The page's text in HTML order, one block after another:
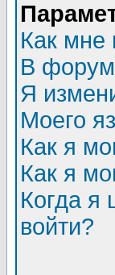
Как мне
В
Я
Моего
Как я
Как я
Когда я
войти?